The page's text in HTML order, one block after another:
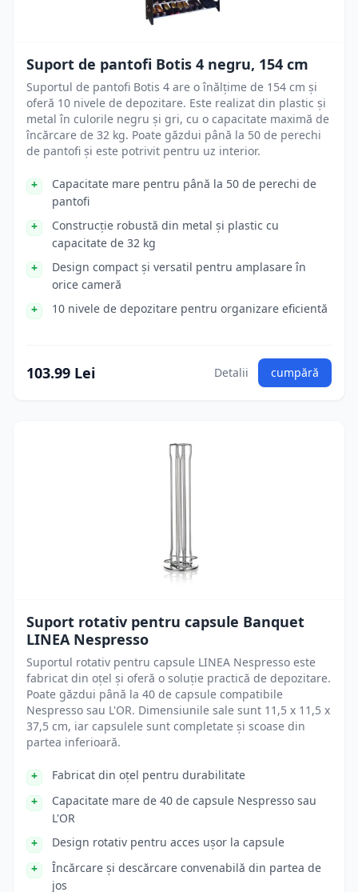
Suport de pantofi Botis 4 negru, 154 cm
Suportul de pantofi Botis 4 are o înălțime de 154 cm și
oferă 10 nivele de depozitare. Este realizat din plastic și
metal în culorile negru și gri, cu o capacitate maximă de
încărcare de 32 kg. Poate găzdui până la 50 de perechi
de pantofi și este potrivit pentru uz interior.
Capacitate mare pentru până la 50 de perechi de
pantofi
Construcție robustă din metal și plastic cu
capacitate de 32 kg
Design compact și versatil pentru amplasare în
orice cameră
10 nivele de depozitare pentru organizare eficientă
103.99 Lei Detalii cumpără
Suport rotativ pentru capsule Banquet
LINEA Nespresso
Suportul rotativ pentru capsule LINEA Nespresso este
fabricat din oțel și oferă o soluție practică de depozitare.
Poate găzdui până la 40 de capsule compatibile
Nespresso sau L'OR. Dimensiunile sale sunt 11,5 x 11,5 x
37,5 cm, iar capsulele sunt completate și scoase din
partea inferioară.
Fabricat din oțel pentru durabilitate
Capacitate mare de 40 de capsule Nespresso sau
L'OR
Design rotativ pentru acces ușor la capsule
Încărcare și descărcare convenabilă din partea de
jos